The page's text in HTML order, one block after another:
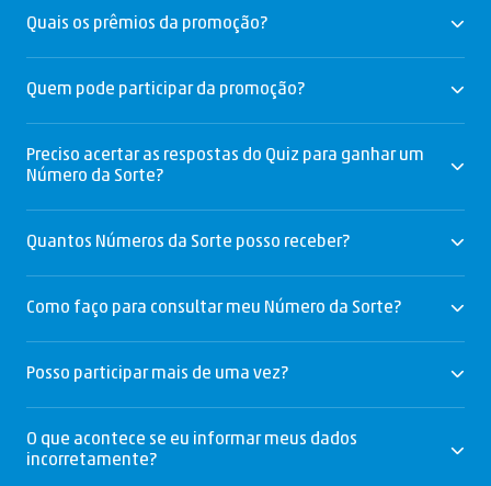
Quais os prêmios da promoção?
Quem pode participar da promoção?
Preciso acertar as respostas do Quiz para ganhar um
Número da Sorte?
Quantos Números da Sorte posso receber?
Como faço para consultar meu Número da Sorte?
Posso participar mais de uma vez?
O que acontece se eu informar meus dados
incorretamente?